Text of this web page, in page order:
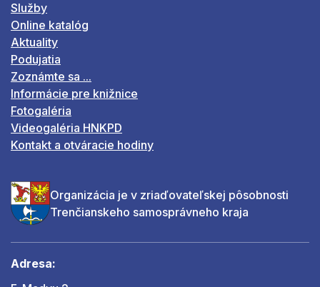
Služby
Online katalóg
Aktuality
Podujatia
Zoznámte sa ...
Informácie pre knižnice
Fotogaléria
Videogaléria HNKPD
Kontakt a otváracie hodiny
Organizácia je v zriaďovateľskej pôsobnosti
Trenčianskeho samosprávneho kraja
Adresa: